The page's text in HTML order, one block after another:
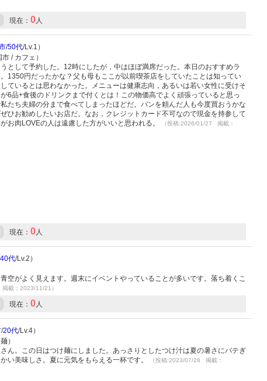
現在： 0人
/50代/Lv.1）
市 / カフェ）
として予約した。12時にしたが，中はほぼ満席だった。本日のおすすめラ
1350円だったかな？父も母もここが以前喫茶店をしていたことは知ってい
ているとは思わなかった。メニューは健康志向，あるいは若い女性に受けそ
6品+食後のドリンクまで付くとは！この物価高でよく頑張っていると思っ
たち夫婦の分まで食べてしまったほどだ。パンを頼んだ人も今度買おうかな
ひお勧めしたいお店だ。なお，クレジットカード不可なので現金を持参して
お肉LOVEの人は遠慮した方がいいと思われる。
（投稿:2026/01/27 掲載：
現在： 0人
40代/Lv.2）
空がよく見えます。週末にイベントやっていることが多いです。落ち着くこ
載：2023/11/21）
現在： 0人
/20代/Lv.4）
）
ん。この日はつけ麺にしました。あっさりとしたつけ汁は夏の暑さにバテぎ
い美味しさ。夏に元気をもらえる一杯です。
（投稿:2023/07/28 掲載：